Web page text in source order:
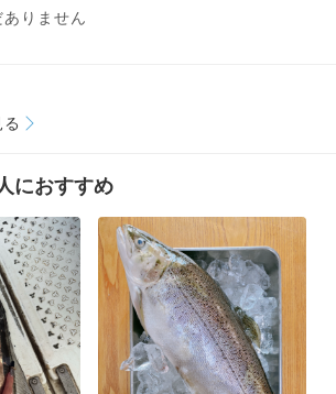
りません
におすすめ